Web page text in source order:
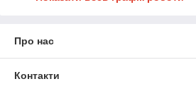
Про нас
Контакти